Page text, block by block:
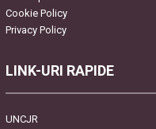
Cookie Policy
Privacy Policy
LINK-URI RAPIDE
UNCJR